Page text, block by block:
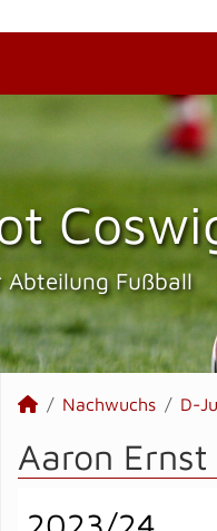
Abteilung Fußball
Nachwuchs D-
Aaron